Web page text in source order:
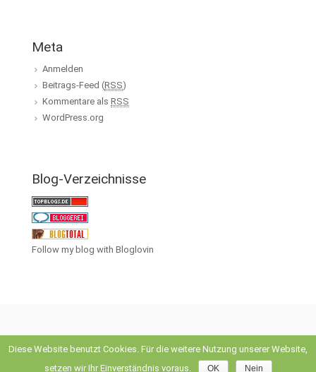
Meta
Anmelden
Beitrags-Feed (RSS)
Kommentare als RSS
WordPress.org
Blog-Verzeichnisse
Follow my blog with Bloglovin
theme by Theme4Press • Powered byWordPress
Diese Website benutzt Cookies. Für die weitere Nutzung unserer Website,
setzen wir Ihr Einverständnis voraus.
OK Nein